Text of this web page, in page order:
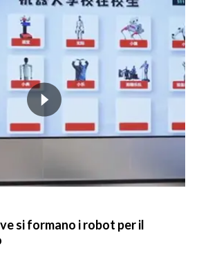
si formano i robot per il